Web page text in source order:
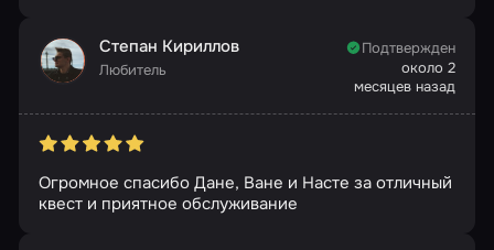
Степан Кириллов
Любитель
Подтвержден
около 2
месяцев назад
Огромное спасибо Дане, Ване и Насте за отличный
квест и приятное обслуживание